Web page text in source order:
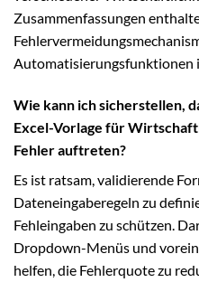
Zusammenfassungen
Automatisierungsfunktionen
Wie kann ich sicherstellen,
Excel-Vorlage für
Fehler auftreten?
Es ist ratsam, validierende
Dateneingaberegeln zu
Fehleingaben zu schützen.
Dropdown-Menüs und
helfen, die Fehlerquote zu